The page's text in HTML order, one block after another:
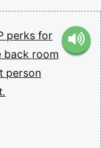
perks for
back room
person